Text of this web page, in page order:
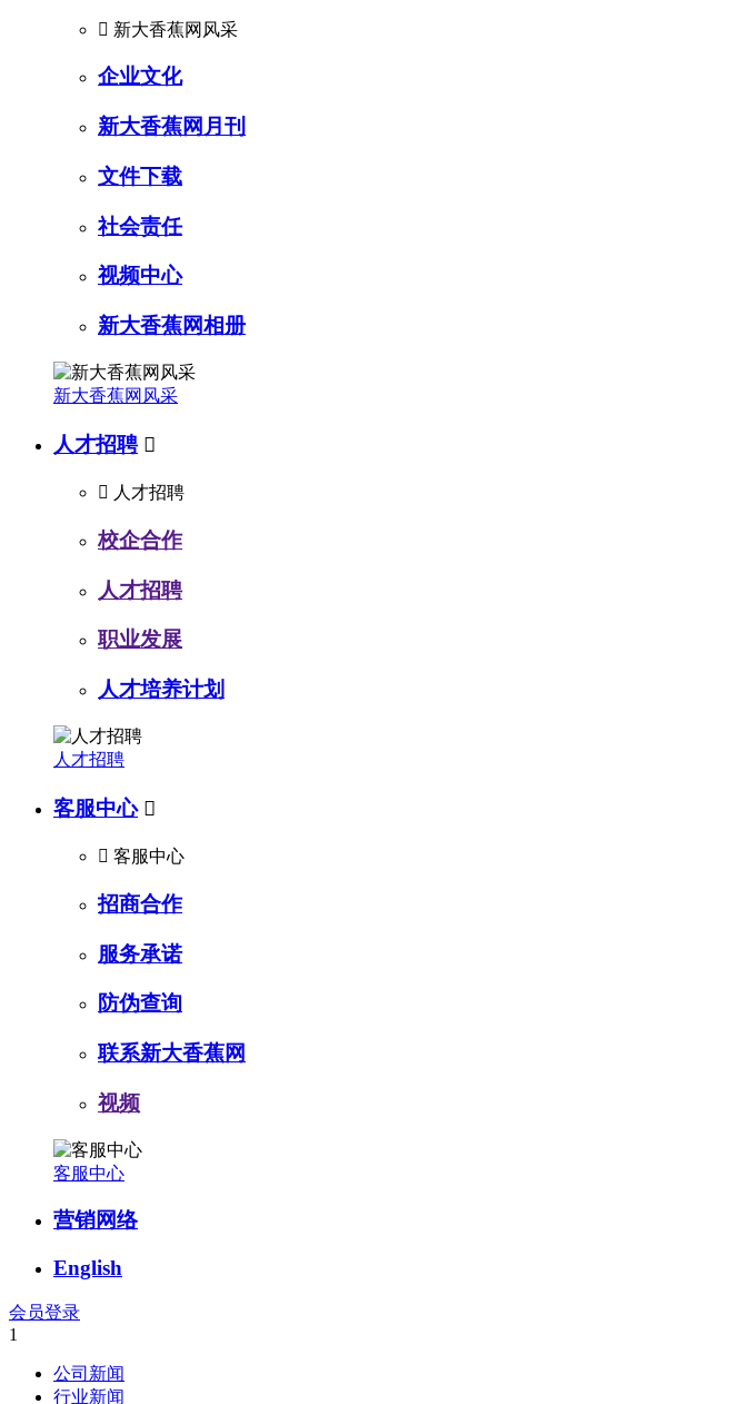
 新大香蕉网风采
企业文化
新大香蕉网月刊
文件下载
社会责任
视频中心
新大香蕉网相册
新大香蕉网风采
人才招聘 
 人才招聘
校企合作
人才招聘
职业发展
人才培养计划
人才招聘
客服中心 
 客服中心
招商合作
服务承诺
防伪查询
联系新大香蕉网
视频
客服中心
营销网络
English
会员登录
1
公司新闻
行业新闻